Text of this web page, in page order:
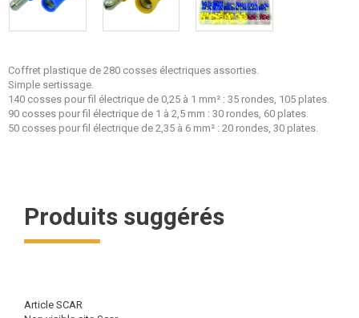
Coffret plastique de 280 cosses électriques assorties.
Simple sertissage.
140 cosses pour fil électrique de 0,25 à 1 mm² : 35 rondes, 105 plates.
90 cosses pour fil électrique de 1 à 2,5 mm : 30 rondes, 60 plates.
50 cosses pour fil électrique de 2,35 à 6 mm² : 20 rondes, 30 plates.
Produits suggérés
Article SCAR